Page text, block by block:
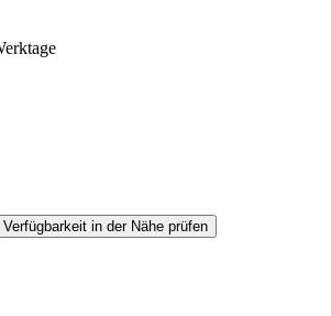
Verfügbarkeit in der Nähe prüfen